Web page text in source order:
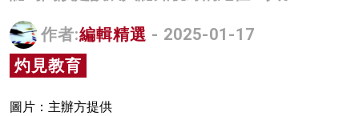
名家榜
灼見活動
作者:編輯精選 - 2025-01-17
灼見教育
圖片：主辦方提供